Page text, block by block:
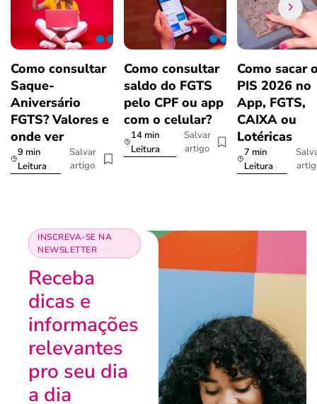
Como consultar
Saque-
Aniversário
FGTS? Valores e
onde ver
9 min
Leitura
Salvar
artigo
Como consultar
saldo do FGTS
pelo CPF ou app
com o celular?
14 min
Leitura
Salvar
artigo
Como sacar
PIS 2026 no
App, FGTS,
CAIXA ou
Lotéricas
7 min
Leitura
INSCREVA-SE NA
NEWSLETTER
Receba
dicas e
informações
relevantes
pro seu dia
a dia